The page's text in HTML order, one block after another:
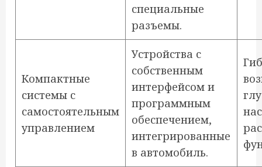
специальные
разъемы.
Компактные
системы с
самостоятельным
управлением
Устройства с
собственным
интерфейсом и
программным
обеспечением,
интегрированные
в автомобиль.